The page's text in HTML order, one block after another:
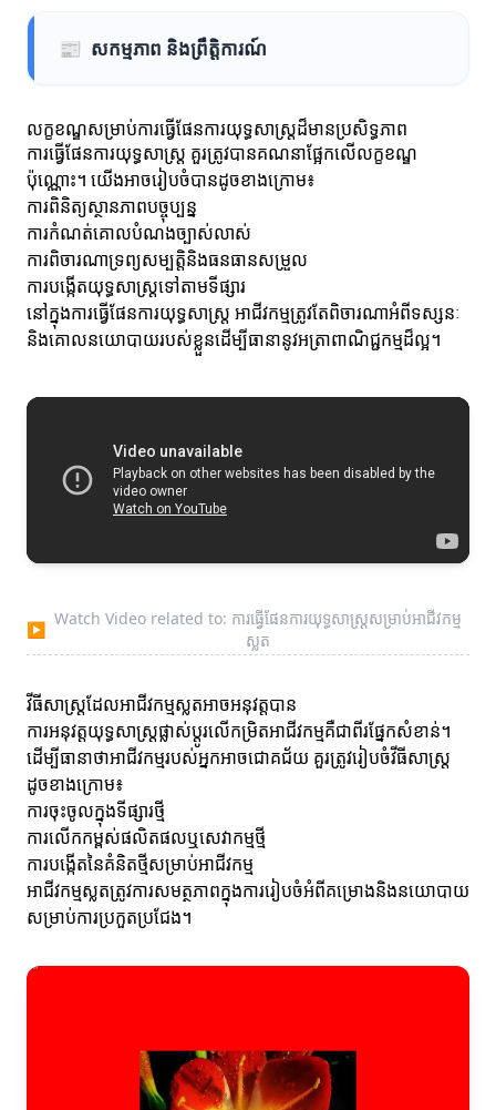
📰 សកម្មភាព និងព្រឹត្តិការណ៍
លក្ខខណ្ឌសម្រាប់ការធ្វើផែនការយុទ្ធសាស្ត្រដ៏មានប្រសិទ្ធភាព
ការធ្វើផែនការយុទ្ធសាស្ត្រ គួរត្រូវបានគណនាផ្អែកលើលក្ខខណ្ឌ
ប៉ុណ្ណោះ។ យើងអាចរៀបចំបានដូចខាងក្រោម៖
ការពិនិត្យស្ថានភាពបច្ចុប្បន្ន
ការកំណត់គោលបំណងច្បាស់លាស់
ការពិចារណាទ្រព្យសម្បត្តិនិងធនធានសម្រួល
ការបង្កើតយុទ្ធសាស្ត្រទៅតាមទីផ្សារ
នៅក្នុងការធ្វើផែនការយុទ្ធសាស្ត្រ អាជីវកម្មត្រូវតែពិចារណាអំពីទស្សនៈ
និងគោលនយោបាយរបស់ខ្លួនដើម្បីធានានូវអត្រាពាណិជ្ជកម្មដ៏ល្អ។
▶
Watch Video related to: ការធ្វើផែនការយុទ្ធសាស្ត្រសម្រាប់អាជីវកម្ម
ស្លត
វីធីសាស្ត្រដែលអាជីវកម្មស្លតអាចអនុវត្តបាន
ការអនុវត្តយុទ្ធសាស្ត្រផ្លាស់ប្តូរលើកម្រិតអាជីវកម្មគឺជាពីរផ្នែកសំខាន់។
ដើម្បីធានាថាអាជីវកម្មរបស់អ្នកអាចជោគជ័យ គួរត្រូវរៀបចំវីធីសាស្ត្រ
ដូចខាងក្រោម៖
ការចុះចូលក្នុងទីផ្សារថ្មី
ការលើកកម្ពស់ផលិតផលឬសេវាកម្មថ្មី
ការបង្កើតនៃគំនិតថ្មីសម្រាប់អាជីវកម្ម
អាជីវកម្មស្លតត្រូវការសមត្ថភាពក្នុងការរៀបចំអំពីគម្រោងនិងនយោបាយ
សម្រាប់ការប្រកួតប្រជែង។